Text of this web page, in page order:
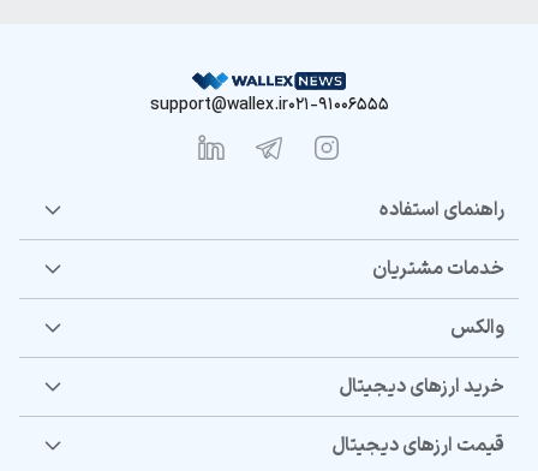
021-91006555
support@wallex.ir
راهنمای استفاده
خدمات مشتریان
والکس
خرید ارزهای دیجیتال
قیمت ارزهای دیجیتال